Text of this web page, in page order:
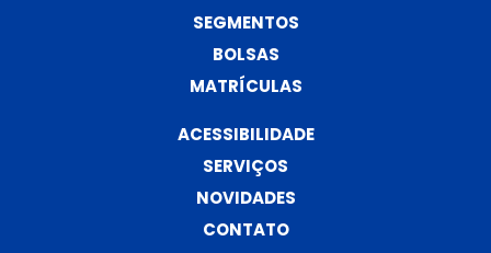
SEGMENTOS
BOLSAS
MATRÍCULAS
ACESSIBILIDADE
SERVIÇOS
NOVIDADES
CONTATO